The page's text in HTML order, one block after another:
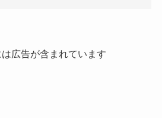
広告が含まれています